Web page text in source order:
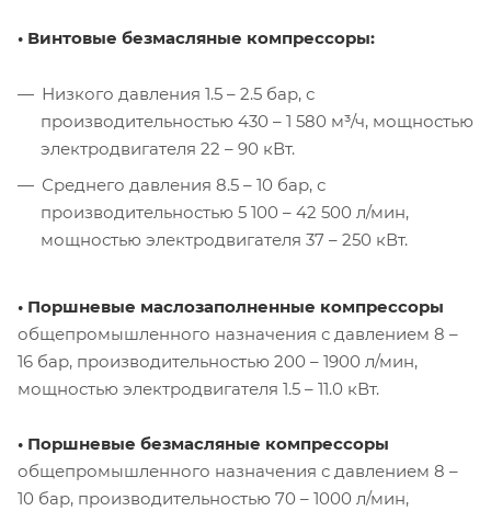
• Винтовые безмасляные компрессоры:
Низкого давления 1.5 – 2.5 бар, с
производительностью 430 – 1 580 м³/ч, мощностью
электродвигателя 22 – 90 кВт.
Среднего давления 8.5 – 10 бар, с
производительностью 5 100 – 42 500 л/мин,
мощностью электродвигателя 37 – 250 кВт.
• Поршневые маслозаполненные компрессоры
общепромышленного назначения с давлением 8 –
16 бар, производительностью 200 – 1900 л/мин,
мощностью электродвигателя 1.5 – 11.0 кВт.
• Поршневые безмасляные компрессоры
общепромышленного назначения с давлением 8 –
10 бар, производительностью 70 – 1000 л/мин,